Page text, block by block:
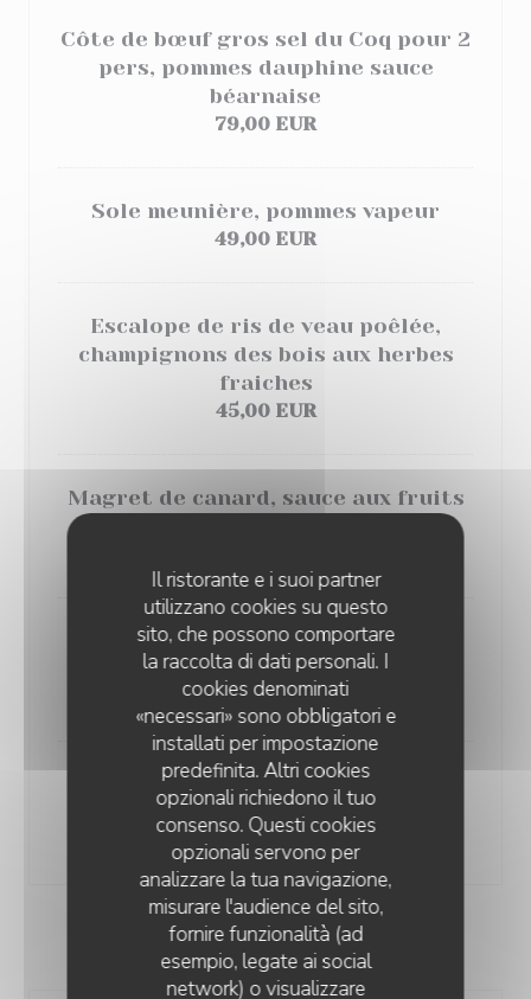
Il ristorante e i suoi partner
utilizzano cookies su questo
sito, che possono comportare
la raccolta di dati personali. I
cookies denominati
«necessari» sono obbligatori e
installati per impostazione
predefinita. Altri cookies
opzionali richiedono il tuo
consenso. Questi cookies
opzionali servono per
analizzare la tua navigazione,
misurare l'audience del sito,
fornire funzionalità (ad
esempio, legate ai social
network) o visualizzare
Côte de bœuf gros sel du Coq pour 2
pers, pommes dauphine sauce
béarnaise
79,00 EUR
Sole meunière, pommes vapeur
49,00 EUR
Escalope de ris de veau poêlée,
champignons des bois aux herbes
fraiches
45,00 EUR
Magret de canard, sauce aux fruits
Tartare de boeuf préparé par nos
soins, frites et salade mesclun
25,00 EUR
Côte de veau, rôtie sauce aux
morilles, haricots verts
39,00 EUR
LES GOURMANDISES